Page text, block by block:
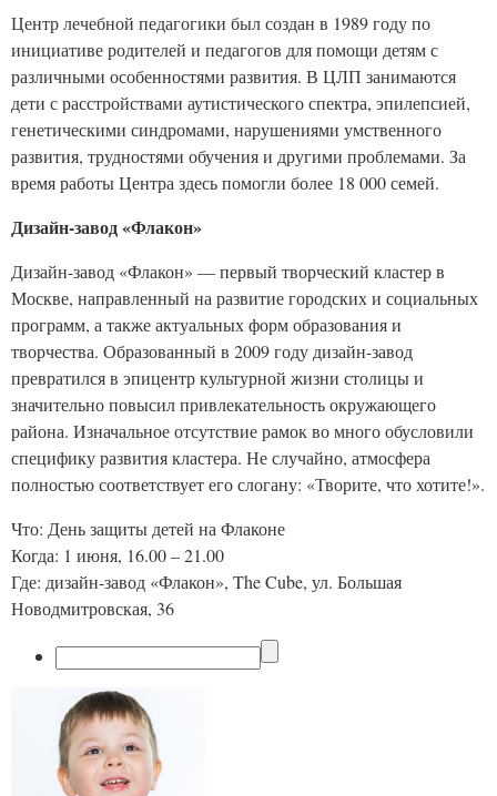
Центр лечебной педагогики был создан в 1989 году по
инициативе родителей и педагогов для помощи детям с
различными особенностями развития. В ЦЛП занимаются
дети с расстройствами аутистического спектра, эпилепсией,
генетическими синдромами, нарушениями умственного
развития, трудностями обучения и другими проблемами. За
время работы Центра здесь помогли более 18 000 семей.
Дизайн-завод «Флакон»
Дизайн-завод «Флакон» — первый творческий кластер в
Москве, направленный на развитие городских и социальных
программ, а также актуальных форм образования и
творчества. Образованный в 2009 году дизайн-завод
превратился в эпицентр культурной жизни столицы и
значительно повысил привлекательность окружающего
района. Изначальное отсутствие рамок во много обусловили
специфику развития кластера. Не случайно, атмосфера
полностью соответствует его слогану: «Творите, что хотите!».
Что: День защиты детей на Флаконе
Когда: 1 июня, 16.00 – 21.00
Где: дизайн-завод «Флакон», The Cube, ул. Большая
Новодмитровская, 36